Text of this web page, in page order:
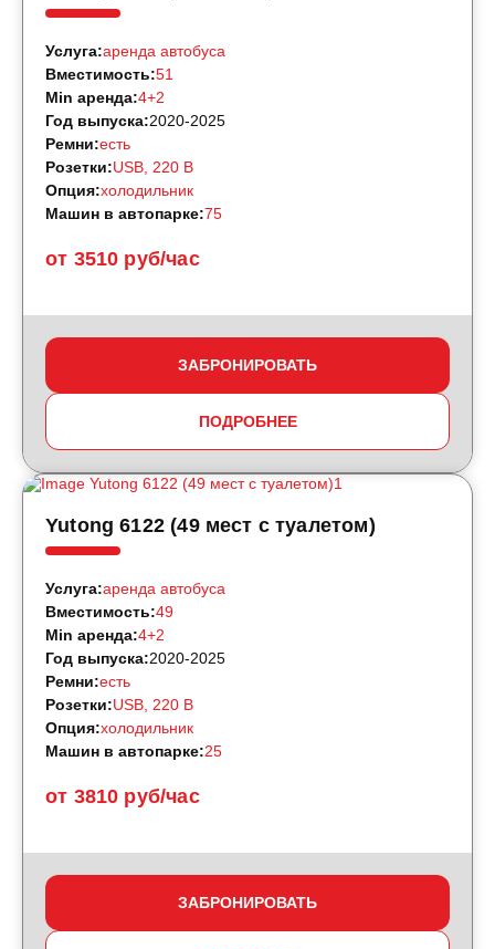
от 3510 руб/час
Услуга:аренда автобуса
Вместимость:51
Min аренда:4+2
Год выпуска:2020-2025
Ремни:есть
Розетки:USB, 220 B
Опция:холодильник
Машин в автопарке:75
ЗАБРОНИРОВАТЬ
ПОДРОБНЕЕ
Yutong 6122 (49 мест с туалетом)
от 3810 руб/час
Услуга:аренда автобуса
Вместимость:49
Min аренда:4+2
Год выпуска:2020-2025
Ремни:есть
Розетки:USB, 220 B
Опция:холодильник
Машин в автопарке:25
ЗАБРОНИРОВАТЬ